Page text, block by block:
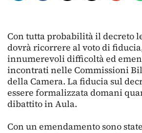
Con tutta probabilità il decreto
dovrà ricorrere al voto di
innumerevoli difficoltà ed
incontrati nelle Commissioni
della Camera. La fiducia sul
essere formalizzata domani
dibattito in Aula.
Con un emendamento sono